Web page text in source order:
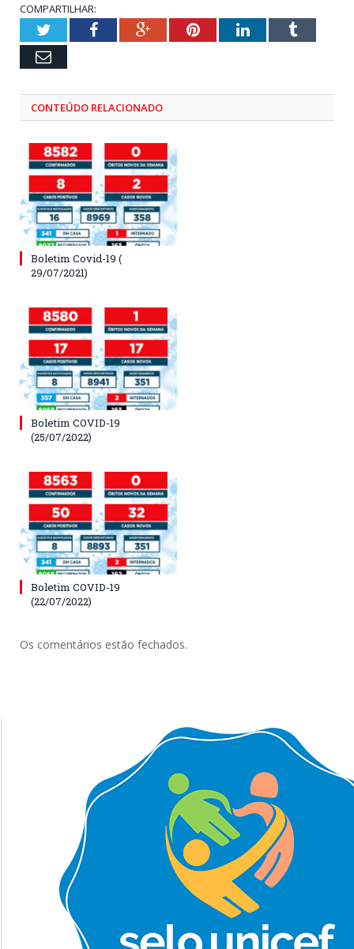
COMPARTILHAR:
TwitterFacebookGoogle+PinterestLinkedInTumblr
Email
CONTEÚDO RELACIONADO
Boletim Covid-19 (
29/07/2021)
Boletim COVID-19
(25/07/2022)
Boletim COVID-19
(22/07/2022)
Os comentários estão fechados.